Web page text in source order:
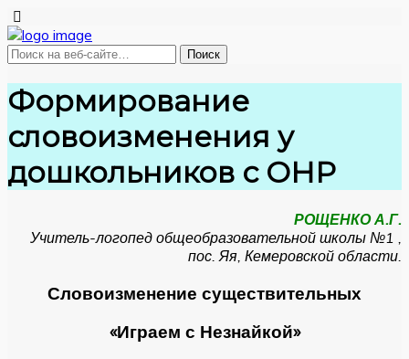
Формирование
словоизменения у
дошкольников с ОНР
РОЩЕНКО А.Г.
Учитель-логопед общеобразовательной школы №1 ,
пос. Яя, Кемеровской области.
Словоизменение существительных
«Играем с Незнайкой»